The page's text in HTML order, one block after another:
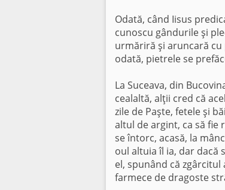
Odată, când Iisus
cunoscu gândurile şi
urmăriră şi aruncară cu
odată, pietrele se
La Suceava, din
cealaltă, alţii cred că
zile de Paşte, fetele şi
altul de argint, ca să fie
se întorc, acasă, la
oul altuia îl ia, dar dacă
el, spunând că zgârcitul
farmece de dragoste